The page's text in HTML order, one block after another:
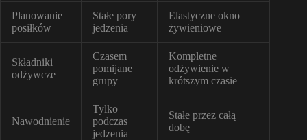
Planowanie
posiłków
Stałe pory
jedzenia
Elastyczne okno
żywieniowe
Składniki
odżywcze
Czasem
pomijane
grupy
Kompletne
odżywienie w
krótszym czasie
Nawodnienie
Tylko
podczas
jedzenia
Stałe przez całą
dobę